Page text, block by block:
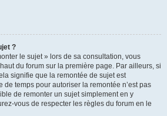
?
le sujet » lors de sa consultation, vous
du forum sur la première page. Par ailleurs, si
signifie que la remontée de sujet est
de temps pour autoriser la remontée n’est pas
de remonter un sujet simplement en y
vous de respecter les règles du forum en le